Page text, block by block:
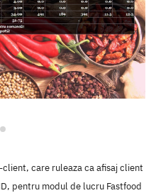
care ruleaza ca afisaj client
pentru modul de lucru Fastfood